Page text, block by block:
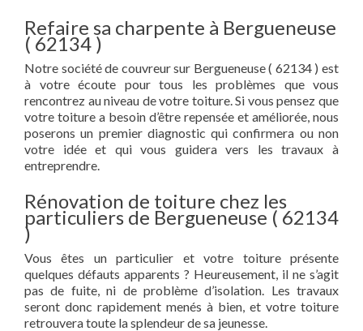
Refaire sa charpente à Bergueneuse
( 62134 )
Notre société de couvreur sur Bergueneuse ( 62134 ) est
à votre écoute pour tous les problèmes que vous
rencontrez au niveau de votre toiture. Si vous pensez que
votre toiture a besoin d’être repensée et améliorée, nous
poserons un premier diagnostic qui confirmera ou non
votre idée et qui vous guidera vers les travaux à
entreprendre.
Rénovation de toiture chez les
particuliers de Bergueneuse ( 62134
)
Vous êtes un particulier et votre toiture présente
quelques défauts apparents ? Heureusement, il ne s’agit
pas de fuite, ni de problème d’isolation. Les travaux
seront donc rapidement menés à bien, et votre toiture
retrouvera toute la splendeur de sa jeunesse.